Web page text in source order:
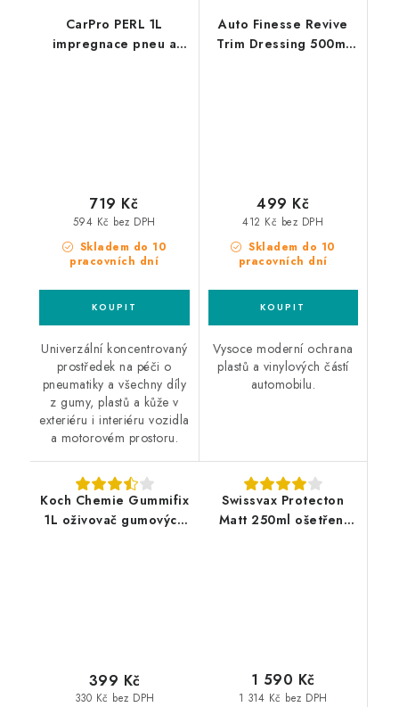
CarPro PERL 1L
impregnace pneu a
Skladem do 10
pracovních dní
594 Kč bez DPH
719 Kč
Univerzální koncentrovaný
prostředek na péči o
pneumatiky a všechny díly
z gumy, plastů a kůže v
exteriéru i interiéru vozidla
a motorovém prostoru.
Auto Finesse Revive
Trim Dressing 500ml
Skladem do 10
pracovních dní
412 Kč bez DPH
499 Kč
Vysoce moderní ochrana
plastů a vinylových částí
automobilu.
Koch Chemie Gummifix
1L oživovač gumových
330 Kč bez DPH
399 Kč
Swissvax Protecton
Matt 250ml ošetření
1 314 Kč bez DPH
1 590 Kč